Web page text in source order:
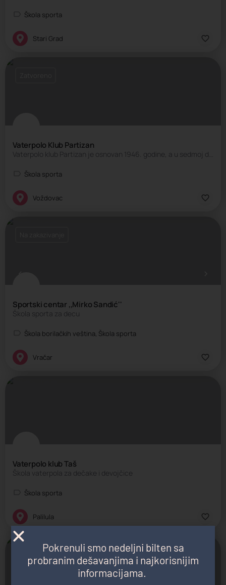
Škola sporta
Stari Grad
Vaterpolo Klub Partizan
Vaterpolo klub Partizan je osnovan 1946. godine, a u sedmoj deceniji 20.veka počeo je period velikih…
Škola sporta
Voždovac
Sportski centar ,,Mirko Sandić''
Škola sporta za decu
Škola borilačkih veština, Škola sporta
Vračar
Vaterpolo klub Taš
Škola vaterpola za dečake i devojčice
Škola sporta
Palilula
ZatvorenoPokrenuli smo nedeljni bilten sa
probranim dešavanjima i najkorisnijim
informacijama.